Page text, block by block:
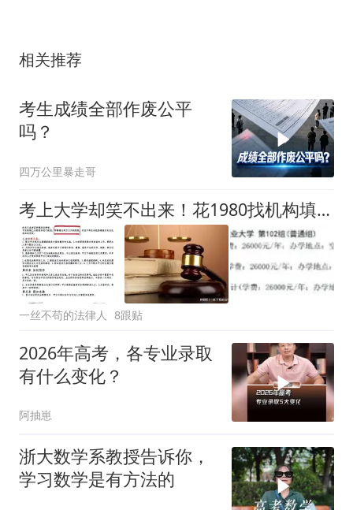
相关推荐
考生成绩全部作废公平
吗？
四万公里暴走哥
考上大学却笑不出来！花1980找机构填志愿，26000学费被标成5000，考生滑档后又被“坑”进高额学费，机构：我们标错了
一丝不苟的法律人 8跟贴
2026年高考，各专业录取
有什么变化？
阿抽崽
浙大数学系教授告诉你，
学习数学是有方法的